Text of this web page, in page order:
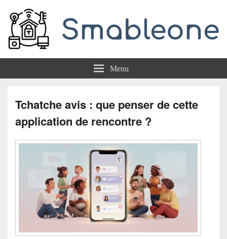
Smableone Menu
Tchatche avis : que penser de cette
application de rencontre ?